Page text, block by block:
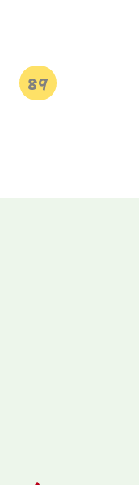
89